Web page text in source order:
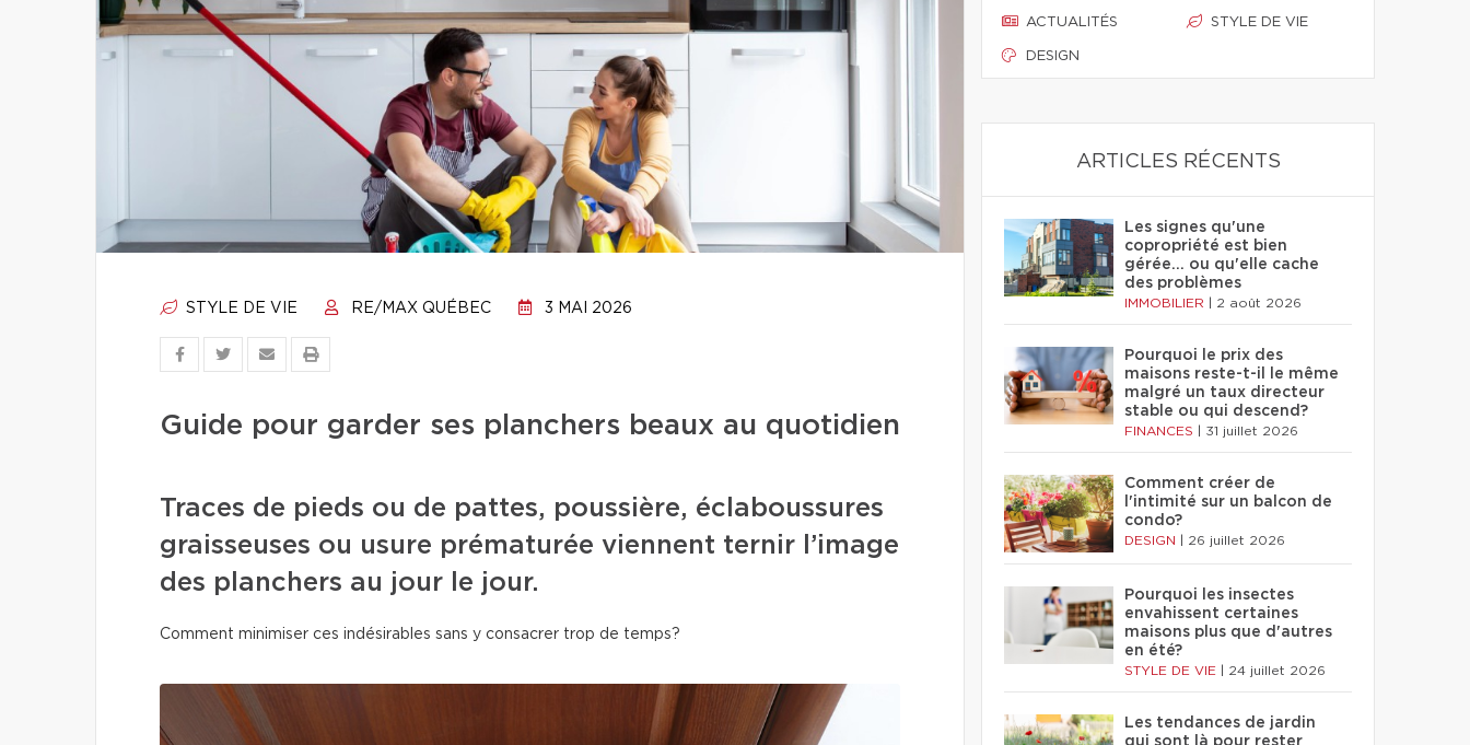
STYLE DE VIE RE/MAX QUÉBEC 3 MAI 2026
Guide pour garder ses planchers beaux au quotidien
Traces de pieds ou de pattes, poussière, éclaboussures
graisseuses ou usure prématurée viennent ternir l’image
des planchers au jour le jour.
Comment minimiser ces indésirables sans y consacrer trop de temps?
ACTUALITÉS
DESIGN
STYLE DE VIE
ARTICLES RÉCENTS
Les signes qu'une
copropriété est bien
gérée… ou qu'elle cache
des problèmes
IMMOBILIER 2 août 2026
Pourquoi le prix des
maisons reste-t-il le même
malgré un taux directeur
stable ou qui descend?
FINANCES 31 juillet 2026
Comment créer de
l'intimité sur un balcon de
condo?
DESIGN 26 juillet 2026
Pourquoi les insectes
envahissent certaines
maisons plus que d'autres
en été?
STYLE DE VIE 24 juillet 2026
Les tendances de jardin
qui sont là pour rester